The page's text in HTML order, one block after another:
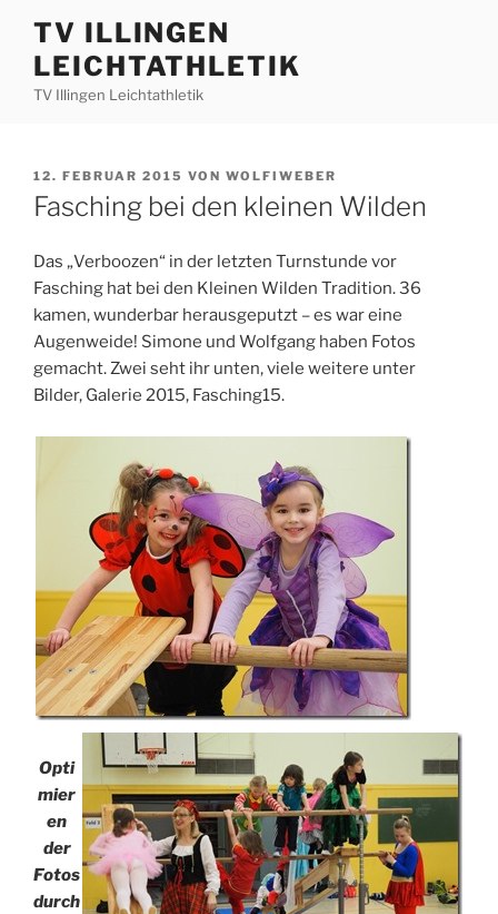
Inhalt
springen
TV ILLINGEN
LEICHTATHLETIK
TV Illingen Leichtathletik
VERÖFFENTLICHT
AM
12. FEBRUAR 2015 VON WOLFIWEBER
Fasching bei den kleinen Wilden
Das „Verboozen“ in der letzten Turnstunde vor
Fasching hat bei den Kleinen Wilden Tradition. 36
kamen, wunderbar herausgeputzt – es war eine
Augenweide! Simone und Wolfgang haben Fotos
gemacht. Zwei seht ihr unten, viele weitere unter
Bilder, Galerie 2015, Fasching15.
Opti
mier
en
der
Fotos
durch